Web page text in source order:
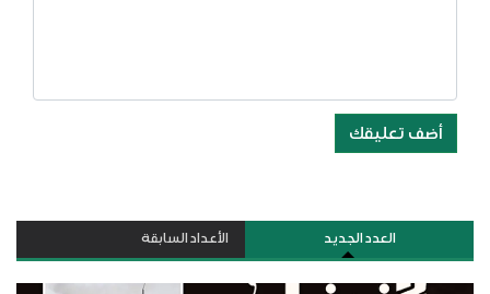
أضف تعليقك
العدد الجديد الأعداد السابقة